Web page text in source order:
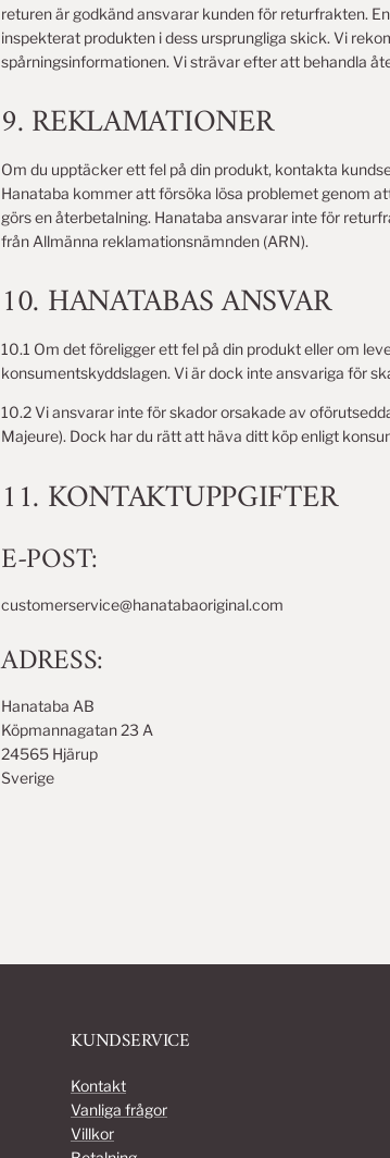
returen är godkänd ansvarar kunden för returfrakten.
inspekterat produkten i dess ursprungliga skick. Vi
spårningsinformationen. Vi strävar efter att behandla
9. REKLAMATIONER
Om du upptäcker ett fel på din produkt, kontakta
Hanataba kommer att försöka lösa problemet genom
görs en återbetalning. Hanataba ansvarar inte för
från Allmänna reklamationsnämnden (ARN).
10. HANATABAS ANSVAR
10.1 Om det föreligger ett fel på din produkt eller om
konsumentskyddslagen. Vi är dock inte ansvariga för
10.2 Vi ansvarar inte för skador orsakade av
Majeure). Dock har du rätt att häva ditt köp enligt
11. KONTAKTUPPGIFTER
E-POST:
customerservice@hanatabaoriginal.com
ADRESS:
Hanataba AB
Köpmannagatan 23 A
24565 Hjärup
Sverige
KUNDSERVICE
Kontakt
Vanliga frågor
Villkor